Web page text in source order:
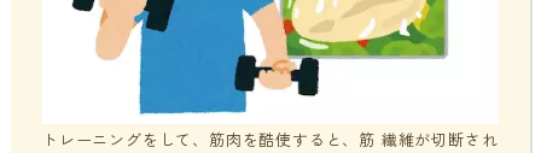
トレーニングをして、筋肉を酷使すると、筋 繊維が切断され